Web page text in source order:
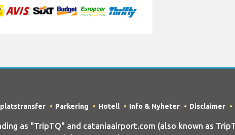
Parkering Hotell Info & Nyheter Disclaimer
as "TripTQ" and cataniaairport.com (also known as